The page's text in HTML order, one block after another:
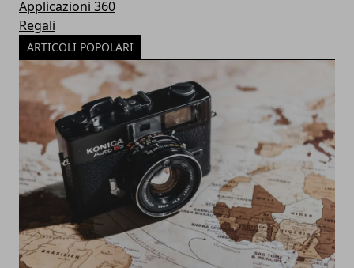
Applicazioni 360
Regali
ARTICOLI POPOLARI